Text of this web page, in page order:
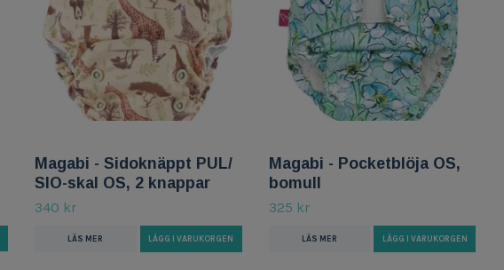
Magabi - Sidoknäppt PUL/
SIO-skal OS, 2 knappar
340 kr
LÄS MER LÄGG I VARUKORGEN
Magabi - Pocketblöja OS,
bomull
325 kr
LÄS MER LÄGG I VARUKORGEN